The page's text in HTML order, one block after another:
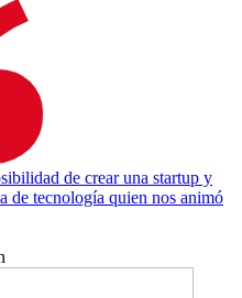
de crear una startup y
de tecnología quien nos animó